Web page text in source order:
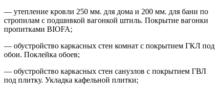
— утепление кровли 250 мм. для дома и 200 мм. для бани по
стропилам с подшивкой вагонкой штиль. Покрытие вагонки
пропитками BIOFA;
— обустройство каркасных стен комнат с покрытием ГКЛ под
обои. Поклейка обоев;
— обустройство каркасных стен санузлов с покрытием ГВЛ
под плитку. Укладка кафельной плитки;